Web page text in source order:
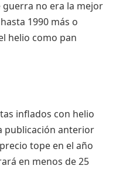
guerra no era la mejor
1990 más o
helio como pan
inflados con helio
publicación anterior
tope en el año
en menos de 25